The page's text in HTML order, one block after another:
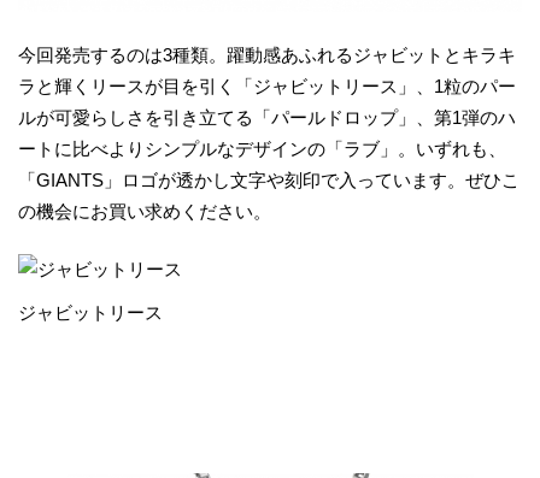
今回発売するのは3種類。躍動感あふれるジャビットとキラキ
ラと輝くリースが目を引く「ジャビットリース」、1粒のパー
ルが可愛らしさを引き立てる「パールドロップ」、第1弾のハ
ートに比べよりシンプルなデザインの「ラブ」。いずれも、
「GIANTS」ロゴが透かし文字や刻印で入っています。ぜひこ
の機会にお買い求めください。
ジャビットリース